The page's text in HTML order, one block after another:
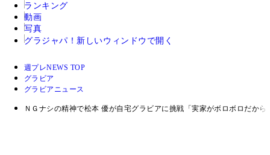
ランキング
動画
写真
グラジャパ！ 新しいウィンドウで開く
週プレNEWS TOP
グラビア
グラビアニュース
ＮＧナシの精神で松本 優が自宅グラビアに挑戦「実家がボロボロだか